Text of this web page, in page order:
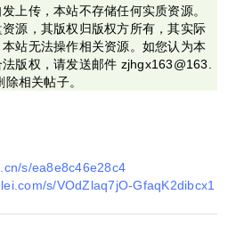
上传，本站不存储任何实质资源。
源，其版权归版权方所有，其实际
站无法操作相关资源。如您认为本
版权，请发送邮件 zjhgx163@163.
相关帖子。
s/ea8e8c46e28c4
s/VOdZlaq7jO-GfaqK2dibcx1